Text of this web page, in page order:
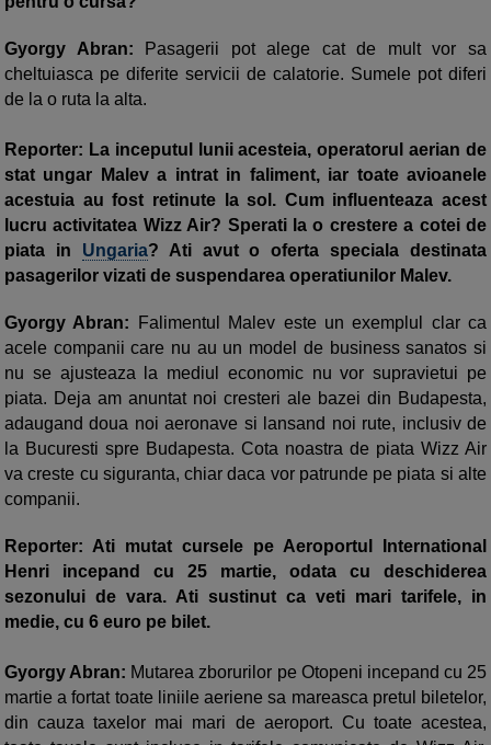
Gyorgy Abran: Pasagerii pot alege cat de mult vor sa
cheltuiasca pe diferite servicii de calatorie. Sumele pot diferi
de la o ruta la alta.
Reporter: La inceputul lunii acesteia, operatorul aerian de
stat ungar Malev a intrat in faliment, iar toate avioanele
acestuia au fost retinute la sol. Cum influenteaza acest
lucru activitatea Wizz Air? Sperati la o crestere a cotei de
piata in Ungaria? Ati avut o oferta speciala destinata
pasagerilor vizati de suspendarea operatiunilor Malev.
Gyorgy Abran:
Falimentul Malev este un exemplul clar ca
acele companii care nu au un model de business sanatos si
nu se ajusteaza la mediul economic nu vor supravietui pe
piata. Deja am anuntat noi cresteri ale bazei din Budapesta,
adaugand doua noi aeronave si lansand noi rute, inclusiv de
la Bucuresti spre Budapesta. Cota noastra de piata Wizz Air
va creste cu siguranta, chiar daca vor patrunde pe piata si alte
companii.
Reporter: Ati mutat cursele pe Aeroportul International
Henri incepand cu 25 martie, odata cu deschiderea
sezonului de vara. Ati sustinut ca veti mari tarifele, in
medie, cu 6 euro pe bilet.
Gyorgy Abran: Mutarea zborurilor pe Otopeni incepand cu 25
martie a fortat toate liniile aeriene sa mareasca pretul biletelor,
din cauza taxelor mai mari de aeroport. Cu toate acestea,